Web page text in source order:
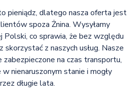
pieniądz, dlatego nasza oferta jest
spoza Żnina. Wysyłamy
Polski, co sprawia, że bez względu
skorzystać z naszych usług. Nasze
na czas transportu,
nienaruszonym stanie i mogły
długie lata.